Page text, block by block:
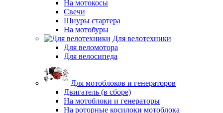
На мотокосы
Свечи
Шнуры стартера
На мотобуры
Для велотехники
Для веломотора
Для велосипеда
Для мотоблоков и генераторов
Двигатель (в сборе)
На мотоблоки и генераторы
На роторные косилоки мотоблока